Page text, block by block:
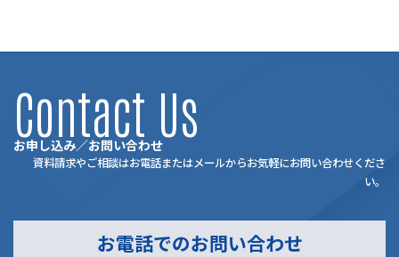
お申し込み／お問い合わせ
Contact Us
資料請求やご相談はお電話またはメールからお気軽にお問い合わせくださ
い。
お電話でのお問い合わせ